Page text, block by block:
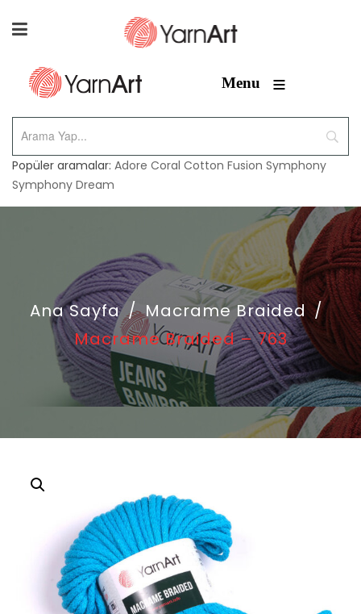
Menu ≡
Popüler aramalar: Adore Coral Cotton Fusion Symphony
Symphony Dream
Ana Sayfa / Macrame Braided /
Macrame Braided – 763